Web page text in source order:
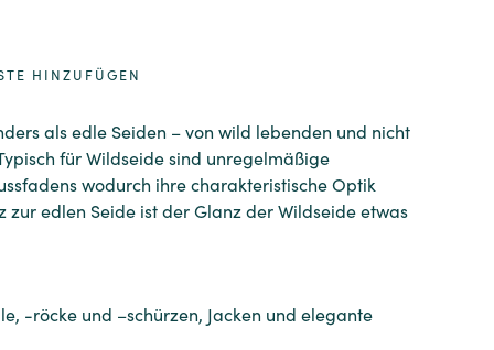
HINZUFÜGEN
als edle Seiden – von wild lebenden und nicht
für Wildseide sind unregelmäßige
wodurch ihre charakteristische Optik
zur edlen Seide ist der Glanz der Wildseide etwas
-röcke und –schürzen, Jacken und elegante